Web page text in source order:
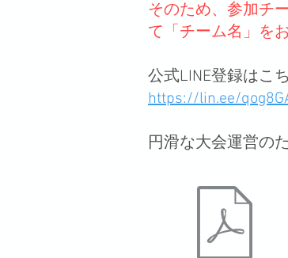
そのため、参加チ
て「チーム名」を
公式LINE登録はこ
https://lin.ee/
円滑な大会運営の